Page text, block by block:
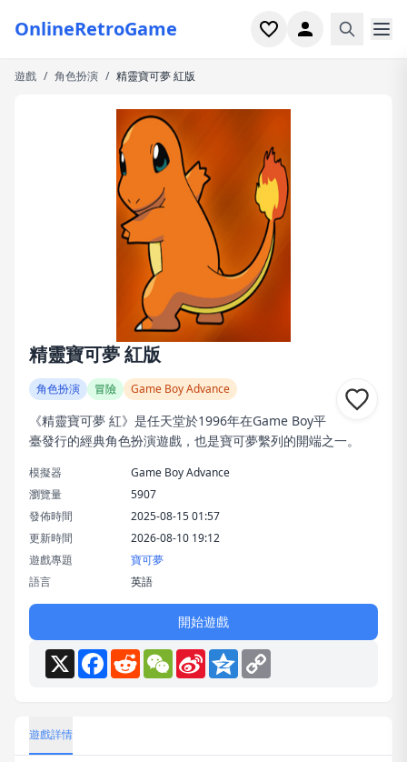
OnlineRetroGame
首頁
遊戲專題
最近玩過
遊戲 / 角色扮演 / 精靈寶可夢 紅版
精靈寶可夢 紅版
角色扮演 冒險 Game Boy Advance
《精靈寶可夢 紅》是任天堂於1996年在Game Boy平
臺發行的經典角色扮演遊戲，也是寶可夢繫列的開端之一。
模擬器
Game Boy Advance
瀏覽量
5907
發佈時間
2025-08-15 01:57
更新時間
2026-08-10 19:12
遊戲專題
寶可夢
語言
英語
開始遊戲
X Facebook
RedditWeChat
Sina
Weibo
Qzone
遊戲詳情